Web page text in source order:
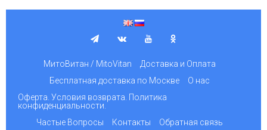
МитоВитан / MitoVitan
Доставка и Оплата
Бесплатная доставка по Москве
О нас
Оферта. Условия возврата. Политика
конфиденциальности.
Частые Вопросы
Контакты Обратная связь